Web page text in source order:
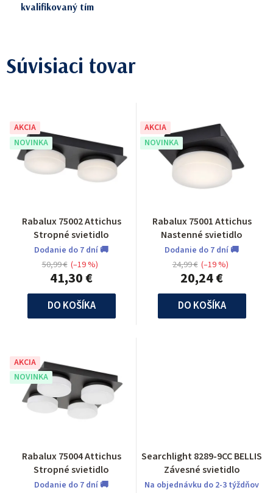
kvalifikovaný tím
Súvisiaci tovar
AKCIA
NOVINKA
Rabalux 75002 Attichus
Stropné svietidlo
Dodanie do 7 dní 🚚
41,30 €
50,99 € (–19 %)
DO KOŠÍKA
AKCIA
NOVINKA
Rabalux 75001 Attichus
Nastenné svietidlo
Dodanie do 7 dní 🚚
20,24 €
24,99 € (–19 %)
DO KOŠÍKA
AKCIA
NOVINKA
Rabalux 75004 Attichus
Stropné svietidlo
Dodanie do 7 dní 🚚
Searchlight 8289-9CC BELLIS
Závesné svietidlo
Na objednávku do 2-3 týždňov